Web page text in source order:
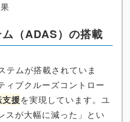
（ADAS）の搭載
テムが搭載されていま
ィブクルーズコントロー
援を実現しています。ユ
スが大幅に減った」とい